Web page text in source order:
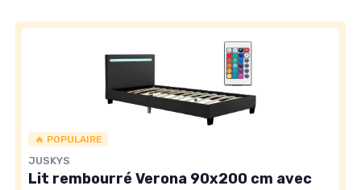
🔥 POPULAIRE
JUSKYS
Lit rembourré Verona 90x200 cm avec